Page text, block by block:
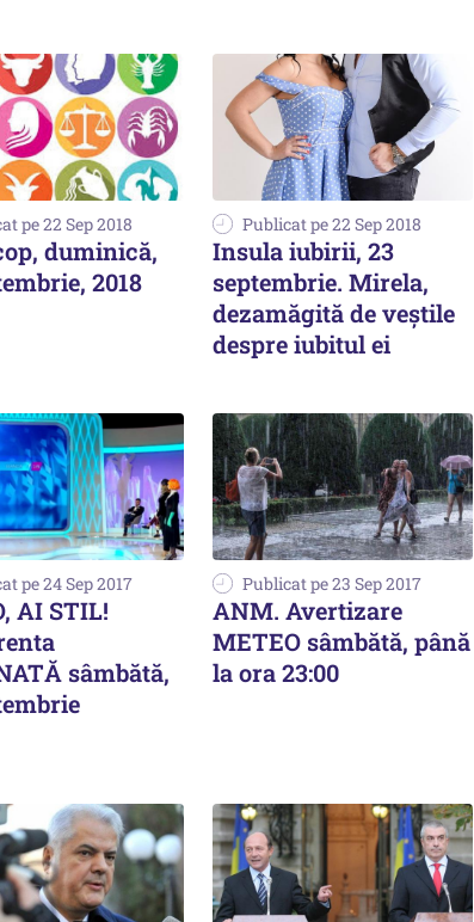
pe 22 Sep 2018
duminică,
2018
Publicat pe 22 Sep 2018
Insula iubirii, 23
septembrie. Mirela,
dezamăgită de veștile
despre iubitul ei
pe 24 Sep 2017
AI STIL!
sâmbătă,
Publicat pe 23 Sep 2017
ANM. Avertizare
METEO sâmbătă, până
la ora 23:00